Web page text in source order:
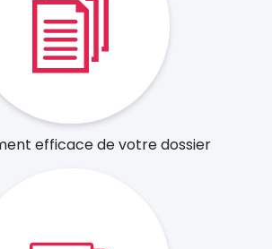
efficace de votre dossier